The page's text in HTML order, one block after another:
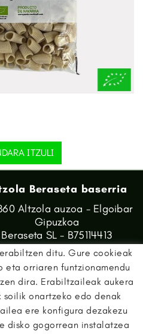
ITZULI
Beraseta baserria
Altzola auzoa - Elgoibar
Gipuzkoa
Beraseta SL - B75114413
ditu. Gure cookieak
eta orriaren funtzionamendu
dira. Erabiltzaileak aukera
onartzeko edo denak
ere konfigura dezakezu
disko gogorrean instalatzea